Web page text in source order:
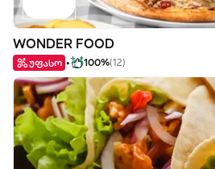
WONDER FOOD
უფასო 100%(12)